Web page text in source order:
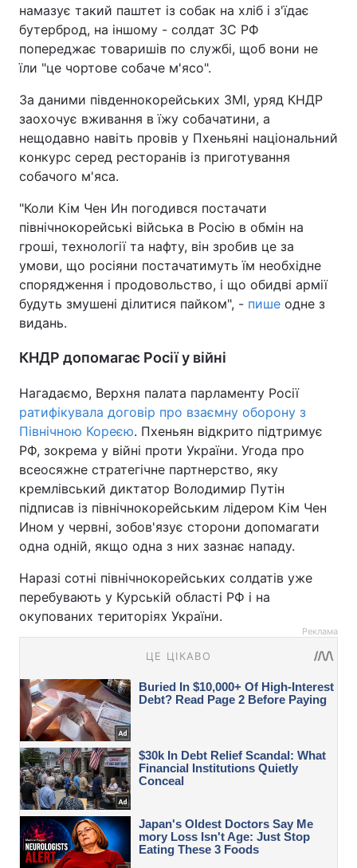
намазує такий паштет із собак на хліб і з'їдає
бутерброд, на іншому - солдат ЗС РФ
попереджає товаришів по службі, щоб вони не
їли "це чортове собаче м'ясо".
За даними південнокорейських ЗМІ, уряд КНДР
заохочує вживання в їжу собачатини, а
нещодавно навіть провів у Пхеньяні національний
конкурс серед ресторанів із приготування
собачого м'яса.
"Коли Кім Чен Ин погодився постачати
північнокорейські війська в Росію в обмін на
гроші, технології та нафту, він зробив це за
умови, що росіяни постачатимуть їм необхідне
спорядження і продовольство, і що обидві армії
будуть змушені ділитися пайком", - пише одне з
видань.
КНДР допомагає Росії у війні
Нагадаємо, Верхня палата парламенту Росії
ратифікувала договір про взаємну оборону з
Північною Кореєю. Пхеньян відкрито підтримує
РФ, зокрема у війні проти України. Угода про
всеосяжне стратегічне партнерство, яку
кремлівський диктатор Володимир Путін
підписав із північнокорейським лідером Кім Чен
Ином у червні, зобов'язує сторони допомагати
одна одній, якщо одна з них зазнає нападу.
Наразі сотні північнокорейських солдатів уже
перебувають у Курській області РФ і на
окупованих територіях України.
Реклама